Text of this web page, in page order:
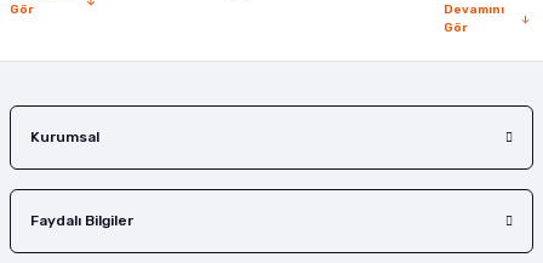
Gör
Devamını
Gör
Kurumsal
Faydalı Bilgiler